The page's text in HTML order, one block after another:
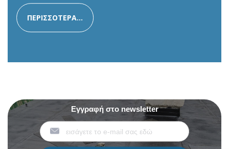
ΠΕΡΙΣΣΟΤΕΡΑ...
Εγγραφή στο newsletter